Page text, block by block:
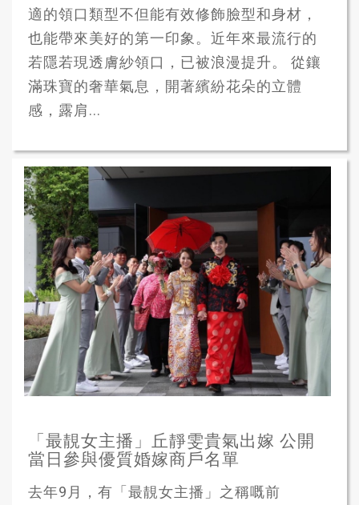
適的領口類型不但能有效修飾臉型和身材，
也能帶來美好的第一印象。近年來最流行的
若隱若現透膚紗領口，已被浪漫提升。 從鑲
滿珠寶的奢華氣息，開著繽紛花朵的立體
感，露肩...
「最靚女主播」丘靜雯貴氣出嫁 公開
當日參與優質婚嫁商戶名單
去年9月，有「最靚女主播」之稱嘅前